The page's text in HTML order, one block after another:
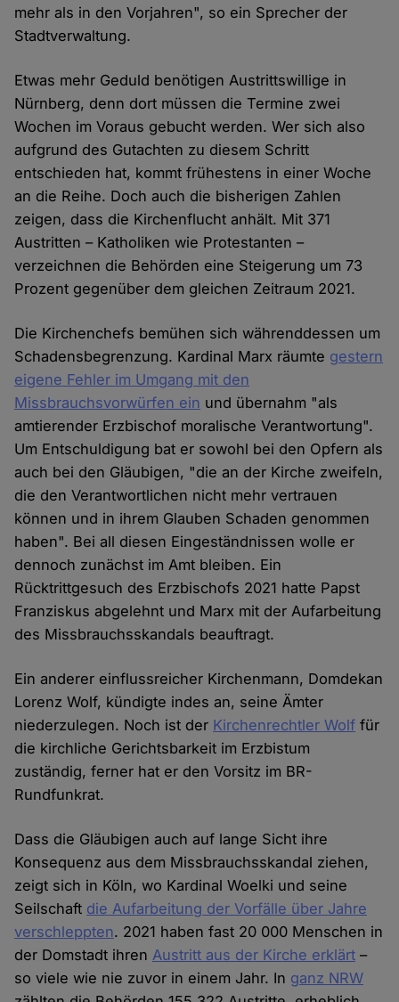
mehr als in den Vorjahren", so ein Sprecher der
Stadtverwaltung.
Etwas mehr Geduld benötigen Austrittswillige in
Nürnberg, denn dort müssen die Termine zwei
Wochen im Voraus gebucht werden. Wer sich also
aufgrund des Gutachten zu diesem Schritt
entschieden hat, kommt frühestens in einer Woche
an die Reihe. Doch auch die bisherigen Zahlen
zeigen, dass die Kirchenflucht anhält. Mit 371
Austritten – Katholiken wie Protestanten –
verzeichnen die Behörden eine Steigerung um 73
Prozent gegenüber dem gleichen Zeitraum 2021.
Die Kirchenchefs bemühen sich währenddessen um
Schadensbegrenzung. Kardinal Marx räumte gestern
eigene Fehler im Umgang mit den
Missbrauchsvorwürfen ein und übernahm "als
amtierender Erzbischof moralische Verantwortung".
Um Entschuldigung bat er sowohl bei den Opfern als
auch bei den Gläubigen, "die an der Kirche zweifeln,
die den Verantwortlichen nicht mehr vertrauen
können und in ihrem Glauben Schaden genommen
haben". Bei all diesen Eingeständnissen wolle er
dennoch zunächst im Amt bleiben. Ein
Rücktrittgesuch des Erzbischofs 2021 hatte Papst
Franziskus abgelehnt und Marx mit der Aufarbeitung
des Missbrauchsskandals beauftragt.
Ein anderer einflussreicher Kirchenmann, Domdekan
Lorenz Wolf, kündigte indes an, seine Ämter
niederzulegen. Noch ist der Kirchenrechtler Wolf für
die kirchliche Gerichtsbarkeit im Erzbistum
zuständig, ferner hat er den Vorsitz im BR-
Rundfunkrat.
Dass die Gläubigen auch auf lange Sicht ihre
Konsequenz aus dem Missbrauchsskandal ziehen,
zeigt sich in Köln, wo Kardinal Woelki und seine
Seilschaft die Aufarbeitung der Vorfälle über Jahre
verschleppten. 2021 haben fast 20 000 Menschen in
der Domstadt ihrenAustritt aus der Kirche erklärt –
so viele wie nie zuvor in einem Jahr. In ganz NRW